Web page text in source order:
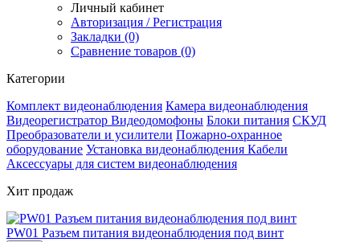
Личный кабинет
Авторизация / Регистрация
Закладки (0)
Сравнение товаров (0)
Категории
Комплект видеонаблюдения Камера видеонаблюдения
Видеорегистратор Видеодомофоны Блоки питания СКУД
Преобразователи и усилители Пожарно-охранное
оборудование Установка видеонаблюдения Кабели
Аксессуары для систем видеонаблюдения
Хит продаж
PW01 Разъем питания видеонаблюдения под винт